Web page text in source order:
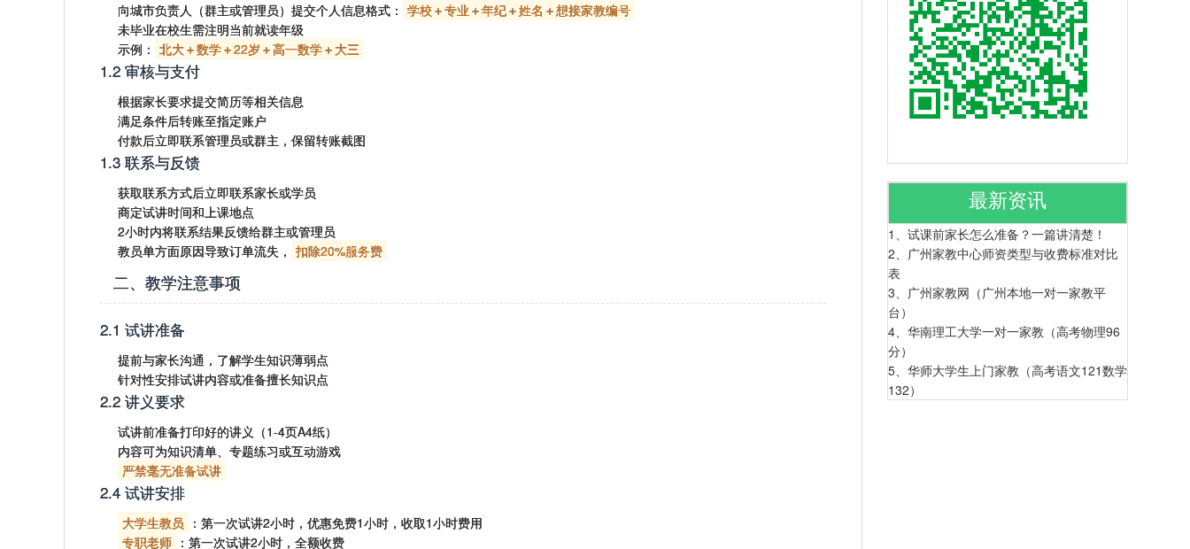
向城市负责人（群主或管理员）提交个人信息格式： 学校＋专业＋年纪＋姓名＋想接家教编号
未毕业在校生需注明当前就读年级
示例： 北大＋数学＋22岁＋高一数学＋大三
1.2 审核与支付
根据家长要求提交简历等相关信息
满足条件后转账至指定账户
付款后立即联系管理员或群主，保留转账截图
1.3 联系与反馈
获取联系方式后立即联系家长或学员
商定试讲时间和上课地点
2小时内将联系结果反馈给群主或管理员
教员单方面原因导致订单流失， 扣除20%服务费
二、教学注意事项
2.1 试讲准备
提前与家长沟通，了解学生知识薄弱点
针对性安排试讲内容或准备擅长知识点
2.2 讲义要求
试讲前准备打印好的讲义（1-4页A4纸）
内容可为知识清单、专题练习或互动游戏
严禁毫无准备试讲
2.4 试讲安排
大学生教员 ：第一次试讲2小时，优惠免费1小时，收取1小时费用
专职老师 ：第一次试讲2小时，全额收费
最新资讯
1、 试课前家长怎么准备？一篇讲清楚！
2、 广州家教中心师资类型与收费标准对比
表
3、 广州家教网（广州本地一对一家教平
台）
4、 华南理工大学一对一家教（高考物理96
分）
5、 华师大学生上门家教（高考语文121数学
132）